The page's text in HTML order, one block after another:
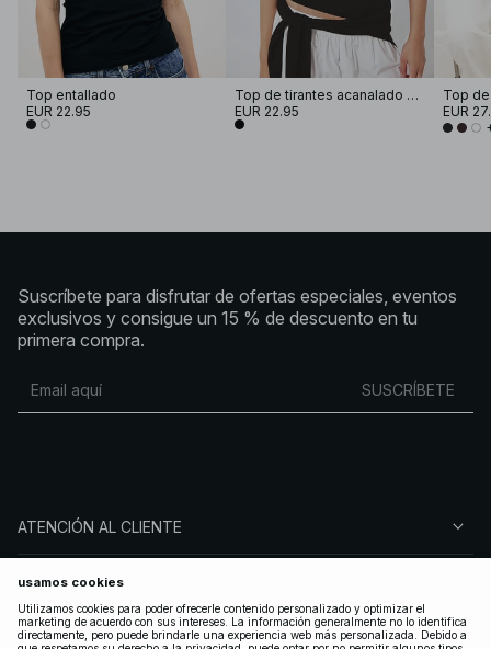
Top entallado
EUR 22.95
Top de tirantes acanalado suave
EUR 22.95
EUR
Suscríbete para disfrutar de ofertas especiales, eventos
exclusivos y consigue un 15 % de descuento en tu
primera compra.
SUSCRÍBETE
ATENCIÓN AL CLIENTE
SOBRE NA-KD
SÍGUENOS